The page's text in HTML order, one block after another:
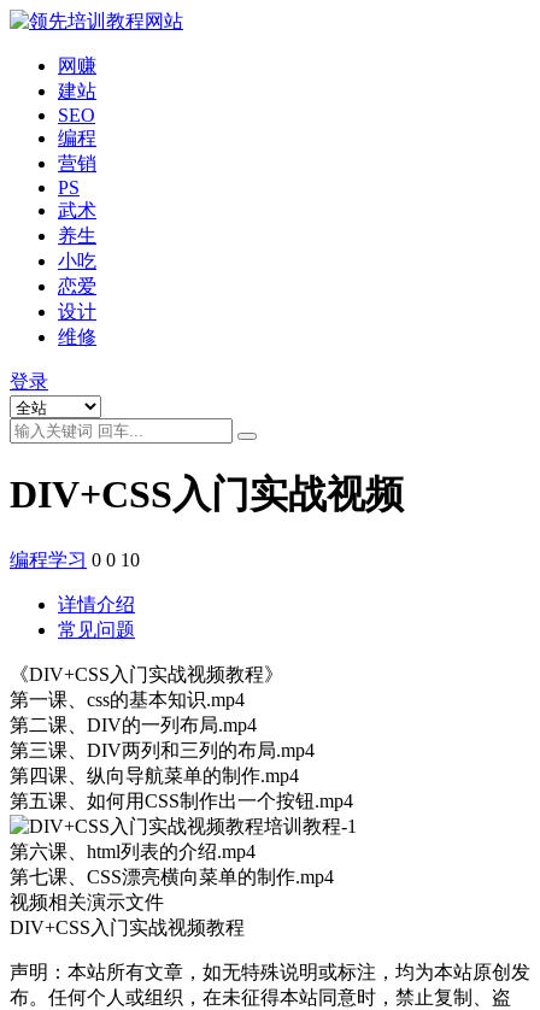
网赚
建站
SEO
编程
营销
PS
武术
养生
小吃
恋爱
设计
维修
登录
DIV+CSS入门实战视频
编程学习 0 0 10
详情介绍
常见问题
《DIV+CSS入门实战视频教程》
第一课、css的基本知识.mp4
第二课、DIV的一列布局.mp4
第三课、DIV两列和三列的布局.mp4
第四课、纵向导航菜单的制作.mp4
第五课、如何用CSS制作出一个按钮.mp4
第六课、html列表的介绍.mp4
第七课、CSS漂亮横向菜单的制作.mp4
视频相关演示文件
DIV+CSS入门实战视频教程
声明：本站所有文章，如无特殊说明或标注，均为本站原创发
布。任何个人或组织，在未征得本站同意时，禁止复制、盗